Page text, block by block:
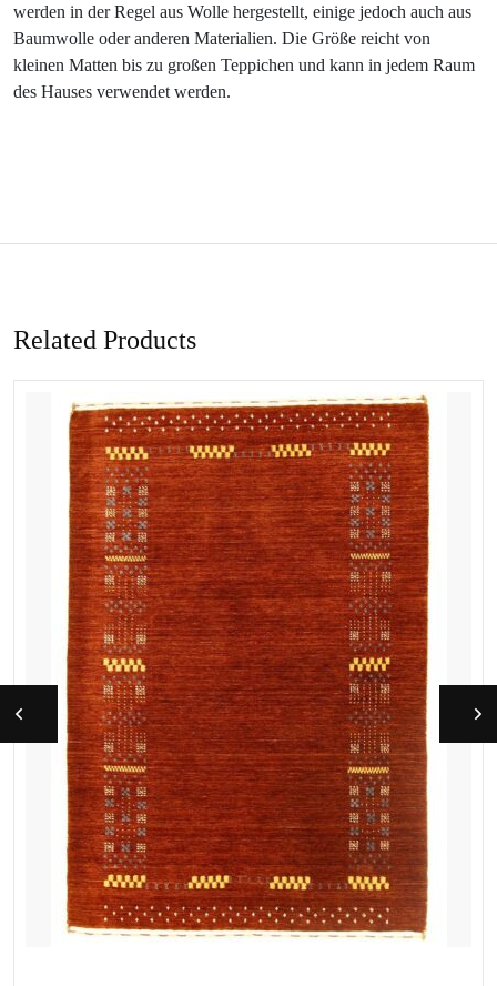
werden in der Regel aus Wolle hergestellt, einige jedoch auch aus
Baumwolle oder anderen Materialien. Die Größe reicht von
kleinen Matten bis zu großen Teppichen und kann in jedem Raum
des Hauses verwendet werden.
Related Products